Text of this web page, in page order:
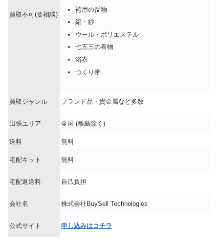
買取不可(要相談)
袴用の反物
絽・紗
ウール・ポリエステル
七五三の着物
浴衣
つくり帯
買取ジャンル ブランド品・貴金属など多数
出張エリア 全国 (離島除く)
送料 無料
宅配キット 無料
宅配返送料 自己負担
会社名 株式会社BuySell Technologies
公式サイト 申し込みはコチラ